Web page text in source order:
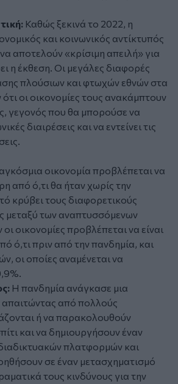
Καθώς ξεκινά το 2022, η
και κοινωνικός αντίκτυπός
αποτελούν «κρίσιμη απειλή» για
η έκθεση. Οι μεγάλες διαφορές
πλούσιων και φτωχών εθνών στα
οι οικονομίες τους ανακάμπτουν
γεγονός που θα μπορούσε να
διαιρέσεις και να εντείνει τις
οικονομία προβλέπεται να
από ό,τι θα ήταν χωρίς την
κρύβει τους διαφορετικούς
μεταξύ των αναπτυσσόμενων
οικονομίες προβλέπεται να είναι
ό,τι πριν από την πανδημία, και
οι οποίες αναμένεται να
Η πανδημία ανάγκασε μια
από πολλούς
ή να παρακολουθούν
και να δημιουργήσουν έναν
πλατφορμών και
σε έναν μετασχηματισμό
τους κινδύνους για την